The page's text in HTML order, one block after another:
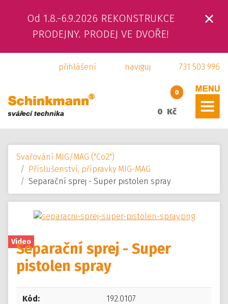
Od 1.8.-6.9.2026 REKONSTRUKCE
PRODEJNY. PRODEJ VE DVOŘE!
731 503 996
naviguj
přihlášení
0
0 Kč
ÚVOD
KAMENNÁ PRODEJNA
KONTAKTY
Svařování MIG/MAG ("Co2")
Příslušenství, přípravky MIG-MAG
Separační sprej - Super pistolen spray
Video
Separační sprej - Super
pistolen spray
Kód: 192.0107